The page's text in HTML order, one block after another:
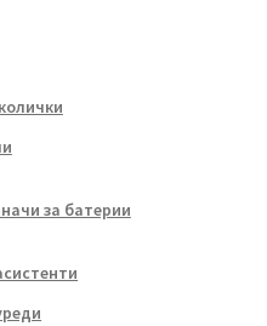
за батерии